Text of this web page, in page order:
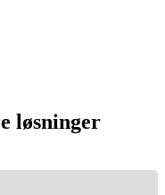
løsninger